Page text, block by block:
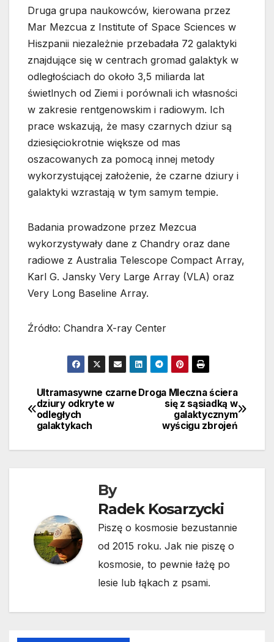
Druga grupa naukowców, kierowana przez
Mar Mezcua z Institute of Space Sciences w
Hiszpanii niezależnie przebadała 72 galaktyki
znajdujące się w centrach gromad galaktyk w
odległościach do około 3,5 miliarda lat
świetlnych od Ziemi i porównali ich własności
w zakresie rentgenowskim i radiowym. Ich
prace wskazują, że masy czarnych dziur są
dziesięciokrotnie większe od mas
oszacowanych za pomocą innej metody
wykorzystującej założenie, że czarne dziury i
galaktyki wzrastają w tym samym tempie.
Badania prowadzone przez Mezcua
wykorzystywały dane z Chandry oraz dane
radiowe z Australia Telescope Compact Array,
Karl G. Jansky Very Large Array (VLA) oraz
Very Long Baseline Array.
Źródło: Chandra X-ray Center
Nawigacja
wpisu
Droga Mleczna ściera
się z sąsiadką w
galaktycznym
wyścigu zbrojeń
Ultramasywne czarne
dziury odkryte w
odległych
galaktykach
By
Radek Kosarzycki
Piszę o kosmosie bezustannie
od 2015 roku. Jak nie piszę o
kosmosie, to pewnie łażę po
lesie lub łąkach z psami.